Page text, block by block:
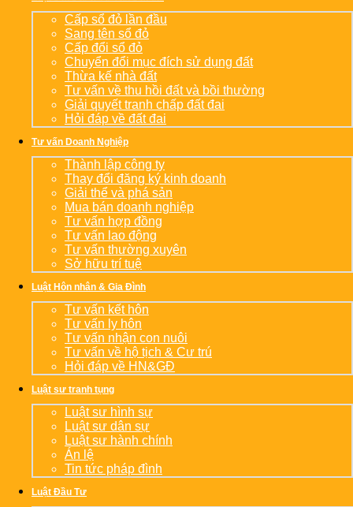
Cấp sổ đỏ lần đầu
Sang tên sổ đỏ
Cấp đổi sổ đỏ
Chuyển đổi mục đích sử dụng đất
Thừa kế nhà đất
Tư vấn về thu hồi đất và bồi thường
Giải quyết tranh chấp đất đai
Hỏi đáp về đất đai
Tư vấn Doanh Nghiệp
Thành lập công ty
Thay đổi đăng ký kinh doanh
Giải thể và phá sản
Mua bán doanh nghiệp
Tư vấn hợp đồng
Tư vấn lao động
Tư vấn thường xuyên
Sở hữu trí tuệ
Luật Hôn nhân & Gia Đình
Tư vấn kết hôn
Tư vấn ly hôn
Tư vấn nhận con nuôi
Tư vấn về hộ tịch & Cư trú
Hỏi đáp về HN&GĐ
Luật sư tranh tụng
Luật sư hình sự
Luật sư dân sự
Luật sư hành chính
Án lệ
Tin tức pháp đình
Luật Đầu Tư